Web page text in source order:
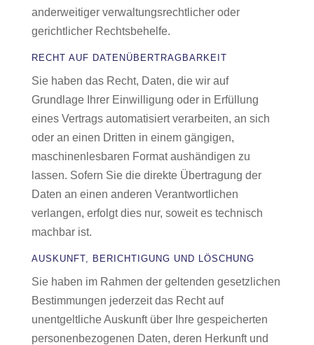
anderweitiger verwaltungsrechtlicher oder
gerichtlicher Rechtsbehelfe.
RECHT AUF DATEN­ÜBERTRAG­BARKEIT
Sie haben das Recht, Daten, die wir auf
Grundlage Ihrer Einwilligung oder in Erfüllung
eines Vertrags automatisiert verarbeiten, an sich
oder an einen Dritten in einem gängigen,
maschinenlesbaren Format aushändigen zu
lassen. Sofern Sie die direkte Übertragung der
Daten an einen anderen Verantwortlichen
verlangen, erfolgt dies nur, soweit es technisch
machbar ist.
AUSKUNFT, BERICHTIGUNG UND LÖSCHUNG
Sie haben im Rahmen der geltenden gesetzlichen
Bestimmungen jederzeit das Recht auf
unentgeltliche Auskunft über Ihre gespeicherten
personenbezogenen Daten, deren Herkunft und